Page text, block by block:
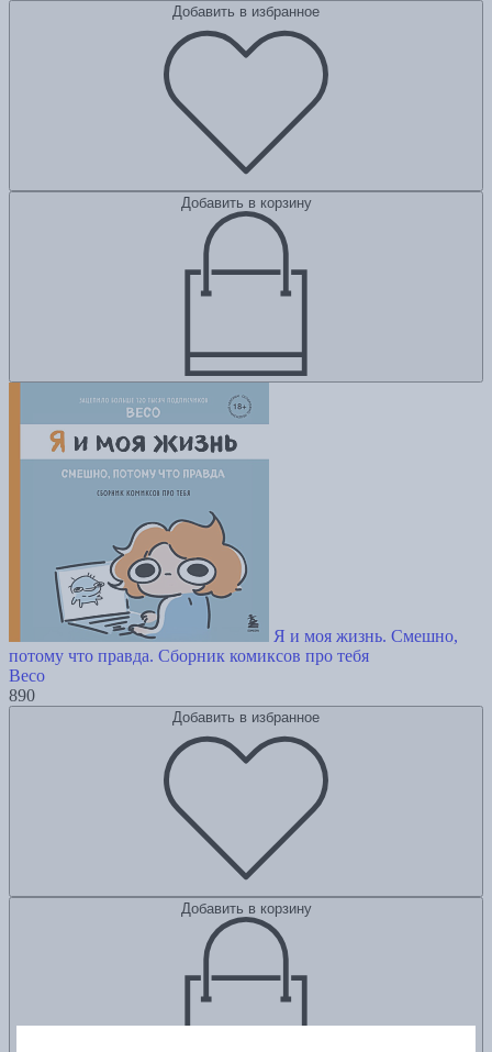
Добавить в избранное
Добавить в корзину
Я и моя жизнь. Смешно,
потому что правда. Сборник комиксов про тебя
Beco
890
Добавить в избранное
Добавить в корзину